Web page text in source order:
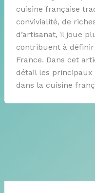
cuisine française
convivialité, de
d’artisanat, il joue
contribuent à
France. Dans cet
détail les
dans la cuisine